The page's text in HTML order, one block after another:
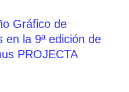
Gráfico de
en la 9ª edición de
PROJECTA